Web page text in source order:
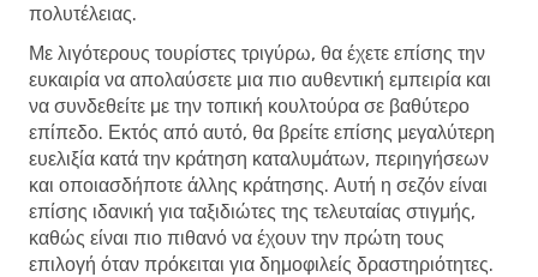
πολυτέλειας.
Με λιγότερους τουρίστες τριγύρω, θα έχετε επίσης την
ευκαιρία να απολαύσετε μια πιο αυθεντική εμπειρία και
να συνδεθείτε με την τοπική κουλτούρα σε βαθύτερο
επίπεδο. Εκτός από αυτό, θα βρείτε επίσης μεγαλύτερη
ευελιξία κατά την κράτηση καταλυμάτων, περιηγήσεων
και οποιασδήποτε άλλης κράτησης. Αυτή η σεζόν είναι
επίσης ιδανική για ταξιδιώτες της τελευταίας στιγμής,
καθώς είναι πιο πιθανό να έχουν την πρώτη τους
επιλογή όταν πρόκειται για δημοφιλείς δραστηριότητες.